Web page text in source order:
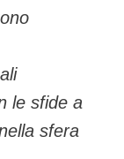
le sfide a
sfera